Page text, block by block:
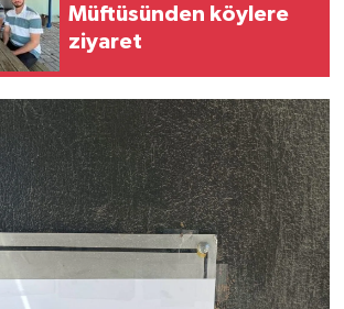
Müftüsünden köylere
ziyaret